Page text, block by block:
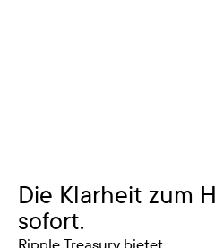
Die Klarheit zum
sofort.
Ripple Treasury bietet